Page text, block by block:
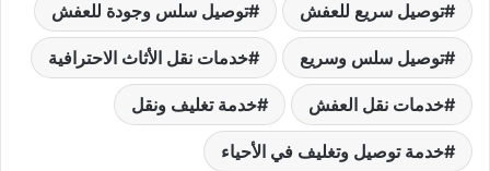
توصيل سريع للعفش توصيل سلس وجودة للعفش
توصيل سلس وسريع خدمات نقل الأثاث الاحترافية
خدمات نقل العفش خدمة تغليف ونقل
خدمة توصيل وتغليف في الأحياء